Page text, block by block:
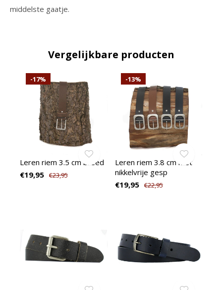
middelste gaatje.
Vergelijkbare producten
-17%
Leren riem 3.5 cm breed
€19,95 €23,95
-13%
Leren riem 3.8 cm met
nikkelvrije gesp
€19,95 €22,95